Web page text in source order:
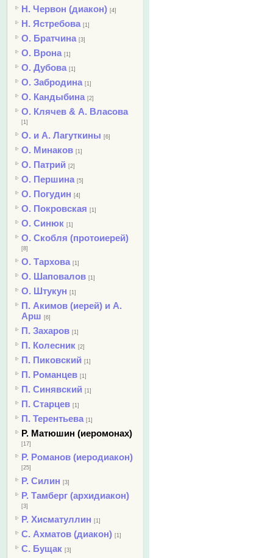
Н. Червон (диакон) [4]
Н. Ястребова [1]
О. Братчина [3]
О. Врона [1]
О. Дубова [1]
О. Забродина [1]
О. Кандыбина [2]
О. Клячев & А. Власова
[1]
О. и А. Лагуткины [6]
О. Минаков [1]
О. Патрий [2]
О. Першина [5]
О. Погудин [4]
О. Покровская [1]
О. Синюк [1]
О. Скобля (протоиерей)
[8]
О. Тархова [1]
О. Шаповалов [1]
О. Штукун [1]
П. Акимов (иерей) и А.
Арш [6]
П. Захаров [1]
П. Колесник [2]
П. Пиковский [1]
П. Романцев [1]
П. Синявский [1]
П. Старцев [1]
П. Терентьева [1]
Р. Матюшин (иеромонах)
[17]
Р. Романов (иеродиакон)
[25]
Р. Силин [3]
Р. Тамберг (архидиакон)
[3]
Р. Хисматуллин [1]
С. Ахматов (диакон) [1]
С. Бущак [3]